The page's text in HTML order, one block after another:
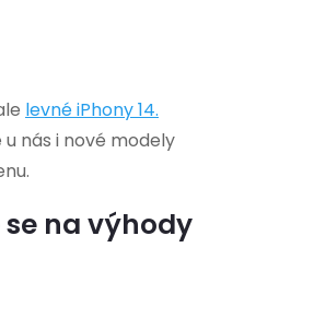
levnéiPhony 14.
nás i nové modely
se na výhody